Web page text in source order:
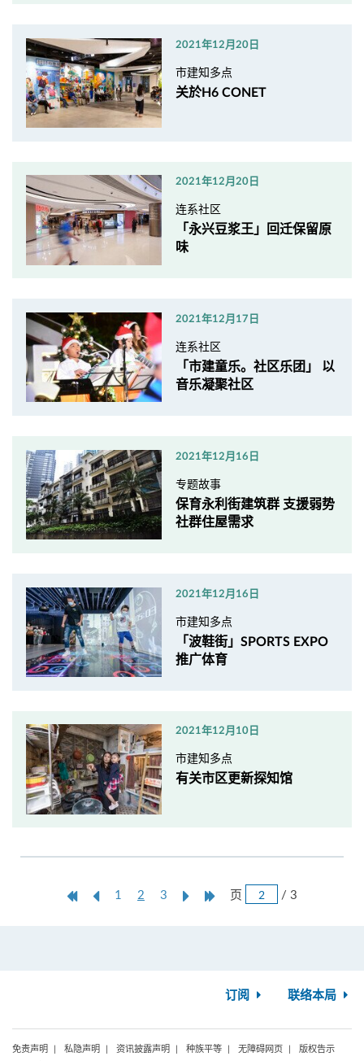
2021年12月20日
市建知多点
关於H6 CONET
2021年12月20日
连系社区
「永兴豆浆王」回迁保留原
味
2021年12月17日
连系社区
「市建童乐。社区乐团」 以
音乐凝聚社区
2021年12月16日
专题故事
保育永利街建筑群 支援弱势
社群住屋需求
2021年12月16日
市建知多点
「波鞋街」SPORTS EXPO
推广体育
2021年12月10日
市建知多点
有关市区更新探知馆
第
上
1 2 3
NextLast页 / 3
订阅 联络本局
免责声明 私隐声明 资讯披露声明 种族平等 无障碍网页
版权告示